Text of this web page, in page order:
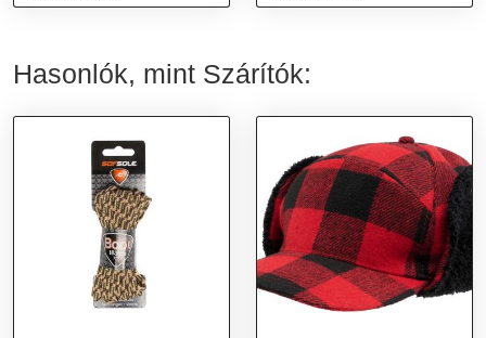
Hasonlók, mint Szárítók: